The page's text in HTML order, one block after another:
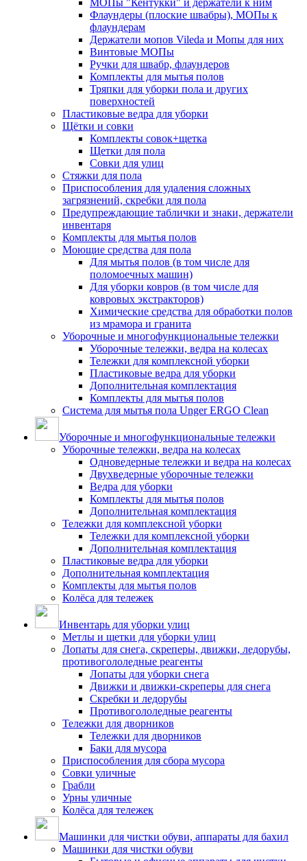
МОПы "Кентукки" и держатели к ним
Флаундеры (плоские швабры), МОПы к
флаундерам
Держатели мопов Vileda и Мопы для них
Винтовые МОПы
Ручки для швабр, флаундеров
Комплекты для мытья полов
Тряпки для уборки пола и других
поверхностей
Пластиковые ведра для уборки
Щётки и совки
Комплекты совок+щетка
Щетки для пола
Совки для улиц
Стяжки для пола
Приспособления для удаления сложных
загрязнений, скребки для пола
Предупреждающие таблички и знаки, держатели
инвентаря
Комплекты для мытья полов
Моющие средства для пола
Для мытья полов (в том числе для
поломоечных машин)
Для уборки ковров (в том числе для
ковровых экстракторов)
Химические средства для обработки полов
из мрамора и гранита
Уборочные и многофункциональные тележки
Уборочные тележки, ведра на колесах
Тележки для комплексной уборки
Пластиковые ведра для уборки
Дополнительная комплектация
Комплекты для мытья полов
Система для мытья пола Unger ERGO Clean
Уборочные и многофункциональные тележки
Уборочные тележки, ведра на колесах
Одноведерные тележки и ведра на колесах
Двухведерные уборочные тележки
Ведра для уборки
Комплекты для мытья полов
Дополнительная комплектация
Тележки для комплексной уборки
Тележки для комплексной уборки
Дополнительная комплектация
Пластиковые ведра для уборки
Дополнительная комплектация
Комплекты для мытья полов
Колёса для тележек
Инвентарь для уборки улиц
Метлы и щетки для уборки улиц
Лопаты для снега, скреперы, движки, ледорубы,
противогололедные реагенты
Лопаты для уборки снега
Движки и движки-скреперы для снега
Скребки и ледорубы
Противогололедные реагенты
Тележки для дворников
Тележки для дворников
Баки для мусора
Приспособления для сбора мусора
Совки уличные
Грабли
Урны уличные
Колёса для тележек
Машинки для чистки обуви, аппараты для бахил
Машинки для чистки обуви